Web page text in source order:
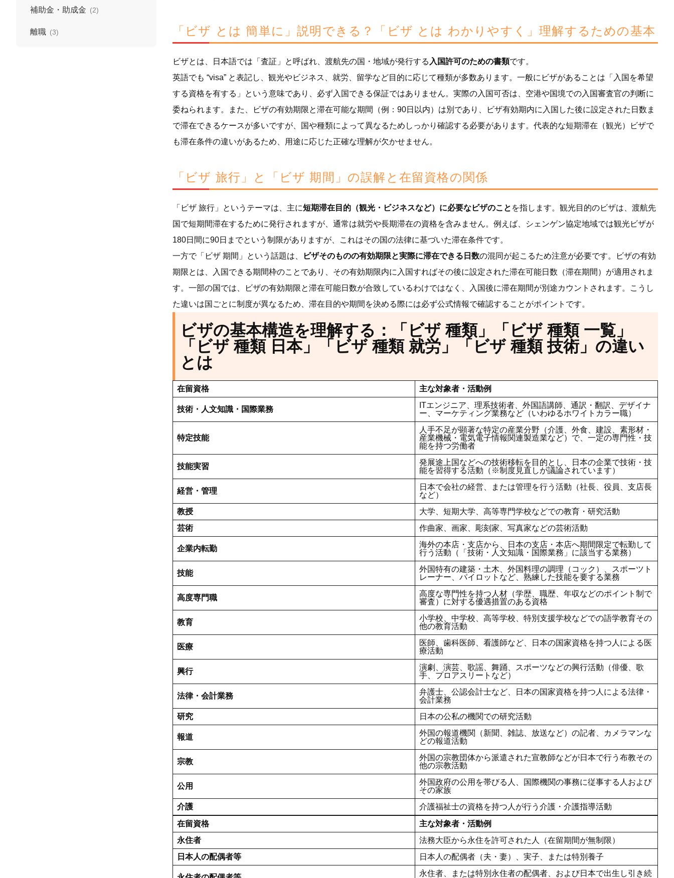
補助金・助成金 (2)
離職 (3) 「ビザ とは 簡単に」説明できる？「ビザ とは わかりやすく」理解するための基本
ビザとは、日本語では「査証」と呼ばれ、渡航先の国・地域が発行する 入国許可のための書類です。
英語でも “visa” と表記し、観光やビジネス、就労、留学など目的に応じて種類が多数あります。一般にビザがあることは「入国を希望
する資格を有する」という意味であり、必ず入国できる保証ではありません。実際の入国可否は、空港や国境での入国審査官の判断に
委ねられます。また、ビザの有効期限と滞在可能な期間（例：90日以内）は別であり、ビザ有効期内に入国した後に設定された日数ま
で滞在できるケースが多いですが、国や種類によって異なるためしっかり確認する必要があります。代表的な短期滞在（観光）ビザで
も滞在条件の違いがあるため、用途に応じた正確な理解が欠かせません。
「ビザ 旅行」と「ビザ 期間」の誤解と在留資格の関係
「ビザ 旅行」というテーマは、主に短期滞在目的（観光・ビジネスなど）に必要なビザのこと を指します。観光目的のビザは、渡航先
国で短期間滞在するために発行されますが、通常は就労や長期滞在の資格を含みません。例えば、シェンゲン協定地域では観光ビザが
180日間に90日までという制限がありますが、これはその国の法律に基づいた滞在条件です。
一方で「ビザ 期間」という話題は、
ビザそのものの有効期限と実際に滞在できる日数の混同が起こるため注意が必要です。ビザの有効
期限とは、入国できる期間枠のことであり、その有効期限内に入国すればその後に設定された滞在可能日数（滞在期間）が適用されま
す。一部の国では、ビザの有効期限と滞在可能日数が合致しているわけではなく、入国後に滞在期間が別途カウントされます。こうし
た違いは国ごとに制度が異なるため、滞在目的や期間を決める際には必ず公式情報で確認することがポイントです。
ビザの基本構造を理解する：「ビザ 種類」「ビザ 種類 一覧」
「ビザ 種類 日本」「ビザ 種類 就労」「ビザ 種類 技術」の違い
とは
在留資格 主な対象者・活動例
技術・人文知識・国際業務
ITエンジニア、理系技術者、外国語講師、通訳・翻訳、デザイナ
ー、マーケティング業務など（いわゆるホワイトカラー職）
特定技能
人手不足が顕著な特定の産業分野（介護、外食、建設、素形材・
産業機械・電気電子情報関連製造業など）で、一定の専門性・技
能を持つ労働者
技能実習
発展途上国などへの技術移転を目的とし、日本の企業で技術・技
能を習得する活動（※制度見直しが議論されています）
経営・管理
日本で会社の経営、または管理を行う活動（社長、役員、支店長
など）
教授
大学、短期大学、高等専門学校などでの教育・研究活動
芸術
作曲家、画家、彫刻家、写真家などの芸術活動
企業内転勤
海外の本店・支店から、日本の支店・本店へ期間限定で転勤して
行う活動（「技術・人文知識・国際業務」に該当する業務）
技能
外国特有の建築・土木、外国料理の調理（コック）、スポーツト
レーナー、パイロットなど、熟練した技能を要する業務
高度専門職
高度な専門性を持つ人材（学歴、職歴、年収などのポイント制で
審査）に対する優遇措置のある資格
教育
小学校、中学校、高等学校、特別支援学校などでの語学教育その
他の教育活動
医療
医師、歯科医師、看護師など、日本の国家資格を持つ人による医
療活動
興行
演劇、演芸、歌謡、舞踊、スポーツなどの興行活動（俳優、歌
手、プロアスリートなど）
法律・会計業務
弁護士、公認会計士など、日本の国家資格を持つ人による法律・
会計業務
研究
日本の公私の機関での研究活動
報道
外国の報道機関（新聞、雑誌、放送など）の記者、カメラマンな
どの報道活動
宗教
外国の宗教団体から派遣された宣教師などが日本で行う布教その
他の宗教活動
公用
外国政府の公用を帯びる人、国際機関の事務に従事する人および
その家族
介護
介護福祉士の資格を持つ人が行う介護・介護指導活動
在留資格
主な対象者・活動例
永住者
法務大臣から永住を許可された人（在留期間が無制限）
日本人の配偶者等
日本人の配偶者（夫・妻）、実子、または特別養子
永住者、または特別永住者の配偶者、および日本で出生し引き続